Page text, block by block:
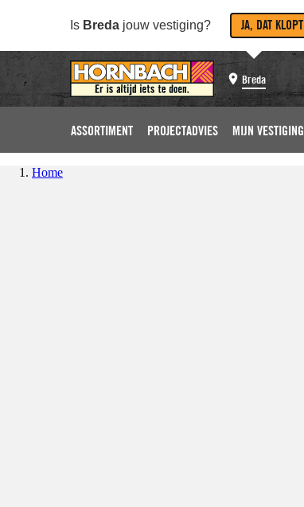
Is Breda jouw vestiging? JA, DAT KLOPT
Breda
ASSORTIMENT PROJECTADVIES MIJN VESTIGING
Home